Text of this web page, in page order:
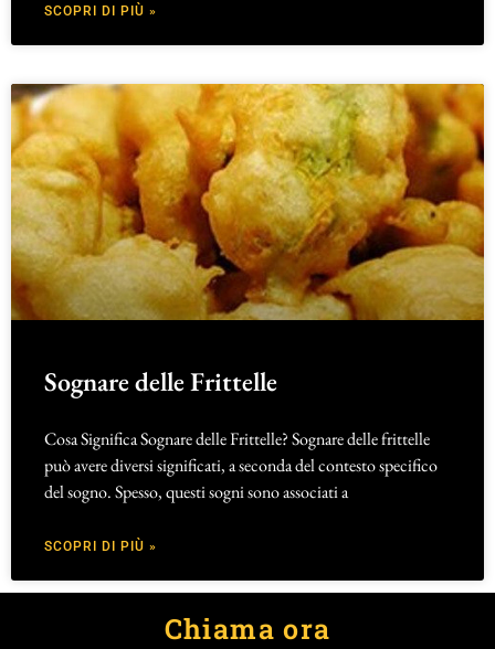
SCOPRI DI PIÙ »
Sognare delle Frittelle
Cosa Significa Sognare delle Frittelle? Sognare delle frittelle
può avere diversi significati, a seconda del contesto specifico
del sogno. Spesso, questi sogni sono associati a
SCOPRI DI PIÙ »
Chiama ora